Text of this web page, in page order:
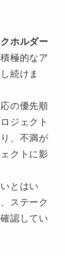
ホルダー
極的なア
続けま
の優先順
ジェクト
、不満が
クトに影
とはい
ステーク
認してい